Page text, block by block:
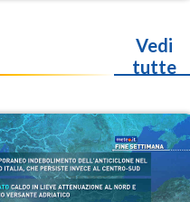
Vedi
tutte